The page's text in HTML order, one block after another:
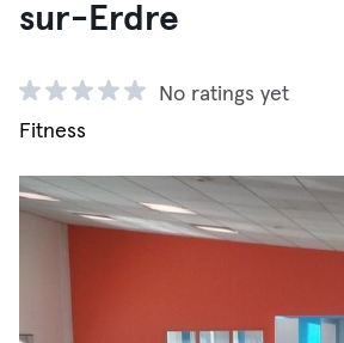
sur-Erdre
No ratings yet
Fitness